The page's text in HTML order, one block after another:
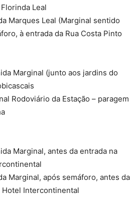
Leal
Marques Leal (Marginal sentido
à entrada da Rua Costa Pinto
Marginal (junto aos jardins do
Rodoviário da Estação – paragem
Marginal, antes da entrada na
Marginal, após semáforo, antes da
Intercontinental